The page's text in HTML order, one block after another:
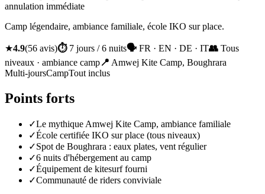
annulation immédiate
Camp légendaire, ambiance familiale, école IKO sur place.
★4.9(56 avis)⏱ 7 jours / 6 nuits🗣 FR · EN · DE · IT👥 Tous
niveaux · ambiance camp📍 Amwej Kite Camp, Boughrara
Multi-joursCampTout inclus
Points forts
✓Le mythique Amwej Kite Camp, ambiance familiale
✓École certifiée IKO sur place (tous niveaux)
✓Spot de Boughrara : eaux plates, vent régulier
✓6 nuits d'hébergement au camp
✓Équipement de kitesurf fourni
✓Communauté de riders conviviale